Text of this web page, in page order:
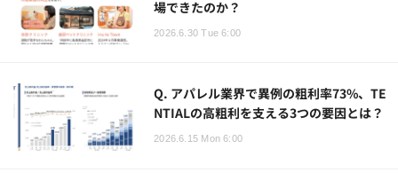
場できたのか？
2026.6.30 Tue 6:00
Q. アパレル業界で異例の粗利率73%、TE
NTIALの高粗利を支える3つの要因とは？
2026.6.15 Mon 6:00